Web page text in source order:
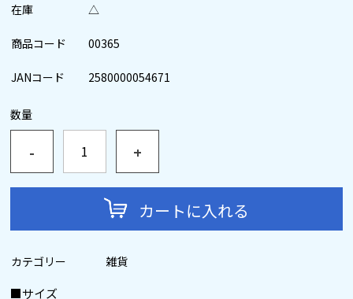
在庫 △
商品コード 00365
JANコード 2580000054671
数量
- +
カートに入れる
カテゴリー 雑貨
■サイズ